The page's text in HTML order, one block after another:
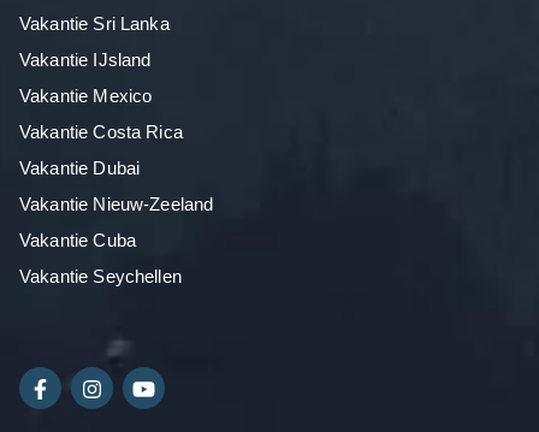
Vakantie Sri Lanka
Vakantie IJsland
Vakantie Mexico
Vakantie Costa Rica
Vakantie Dubai
Vakantie Nieuw-Zeeland
Vakantie Cuba
Vakantie Seychellen